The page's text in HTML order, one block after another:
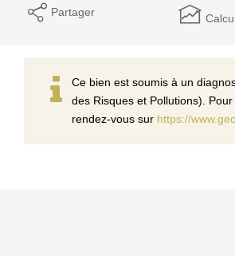
Partager
Ce bien est soumis à un
des Risques et Pollutions). Pour
rendez-vous sur https://